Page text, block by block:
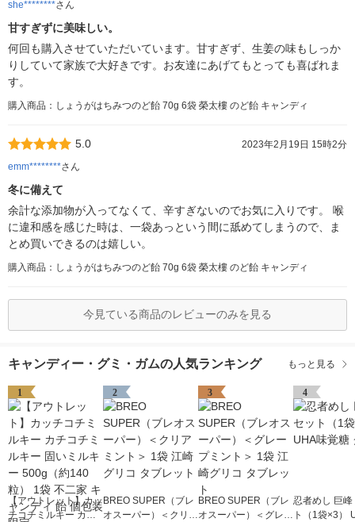
she********さん
甘すぎずに美味しい。
何回も購入させていただいています。甘すぎず、生姜の味もしっか
りしていて家族で大好きです。お友達にあげてもとっても喜ばれま
す。
購入商品：しょうがはちみつのど飴 70g 6袋 榮太樓 のど飴 キャンディ
5.0
2023年2月19日 15時2分
emm********さん
冬に備えて
余計な添加物が入ってなくて、辛すぎないのでお気に入りです。 喉
に違和感を感じた時は、一袋あっという間に舐めてしまうので、ま
とめ買いできるのは嬉しい。
購入商品：しょうがはちみつのど飴 70g 6袋 榮太樓 のど飴 キャンディ
今見ている商品のレビューのみを見る
キャンディー・グミ・ガムの人気ランキング もっと見る
1
【アウトレット】カッ
チコチミルキー カチ
2
BREO SUPER（ブレ
オスーパー）＜クリア
3
BREO SUPER（ブレ
オスーパー）＜グレー
4
忍者めし 巨峰
ト（1袋×3）